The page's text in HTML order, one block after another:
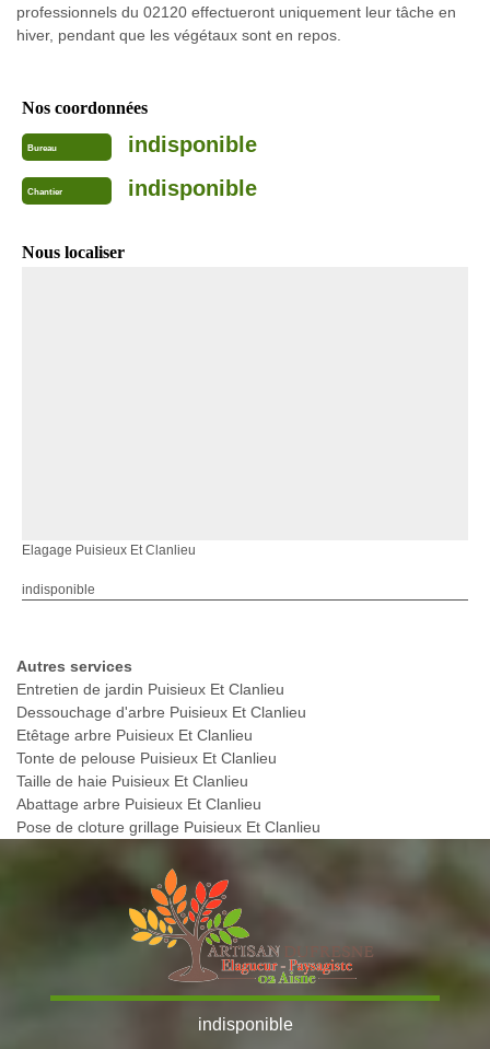
professionnels du 02120 effectueront uniquement leur tâche en
hiver, pendant que les végétaux sont en repos.
Nos coordonnées
Bureau indisponible
Chantier indisponible
Nous localiser
Elagage Puisieux Et Clanlieu
indisponible
Autres services
Entretien de jardin Puisieux Et Clanlieu
Dessouchage d'arbre Puisieux Et Clanlieu
Etêtage arbre Puisieux Et Clanlieu
Tonte de pelouse Puisieux Et Clanlieu
Taille de haie Puisieux Et Clanlieu
Abattage arbre Puisieux Et Clanlieu
Pose de cloture grillage Puisieux Et Clanlieu
indisponible